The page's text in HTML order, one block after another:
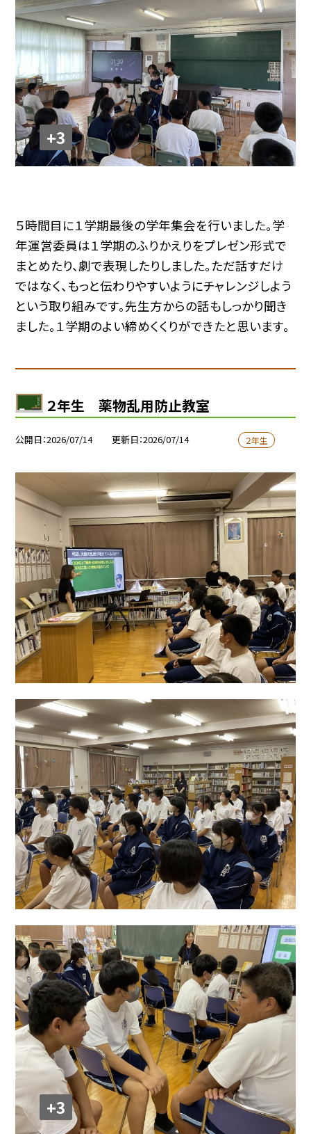
+3
５時間目に１学期最後の学年集会を行いました。学
年運営委員は１学期のふりかえりをプレゼン形式で
まとめたり、劇で表現したりしました。ただ話すだけ
ではなく、もっと伝わりやすいようにチャレンジしよう
という取り組みです。先生方からの話もしっかり聞き
ました。１学期のよい締めくくりができたと思います。
２年生 薬物乱用防止教室
公開日 2026/07/14 更新日 2026/07/14 ２年生
+3